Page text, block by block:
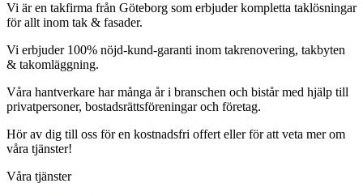
Vi är en takfirma från Göteborg som erbjuder kompletta taklösningar
för allt inom tak & fasader.
Vi erbjuder 100% nöjd-kund-garanti inom takrenovering, takbyten
& takomläggning.
Våra hantverkare har många år i branschen och bistår med hjälp till
privatpersoner, bostadsrättsföreningar och företag.
Hör av dig till oss för en kostnadsfri offert eller för att veta mer om
våra tjänster!
Våra tjänster